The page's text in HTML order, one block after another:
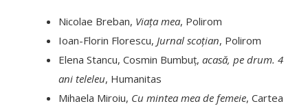
Nicolae Breban, Viața mea, Polirom
Ioan-Florin Florescu, Jurnal scoțian, Polirom
Elena Stancu, Cosmin Bumbuț, acasă, pe drum. 4
ani teleleu, Humanitas
Mihaela Miroiu, Cu mintea mea de femeie, Cartea